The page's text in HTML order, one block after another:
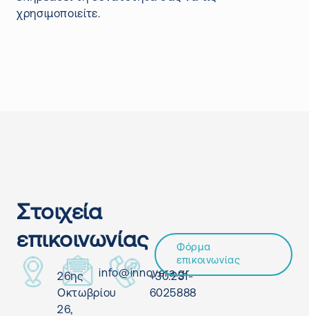
χρησιμοποιείτε.
Στοιχεία
επικοινωνίας
26ης
Οκτωβρίου
26,
info@innovera.gr
+30.231-
6025888
Φόρμα
επικοινωνίας